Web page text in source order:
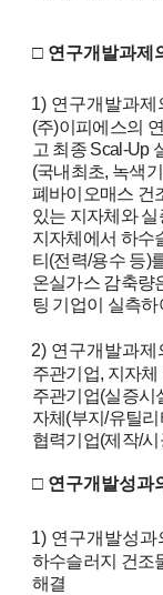
f
r
a
v
a
c
e
e
t
□ 연구개발과제
1) 연구개발과제
(주)이피에스의
고 최종 Scal-Up
(국내최초, 녹색
폐바이오매스 건
있는 지자체와
지자체에서 하수
티 (전력/용수 등)
온실가스 감축량
팅 기업이 실측
2) 연구개발과제
주관기업, 지자체
주관기업(실증시
자체 (부지/유틸리
협력기업(제작/시
□ 연구개발성과
1) 연구개발성과
하수슬러지 건조
해결